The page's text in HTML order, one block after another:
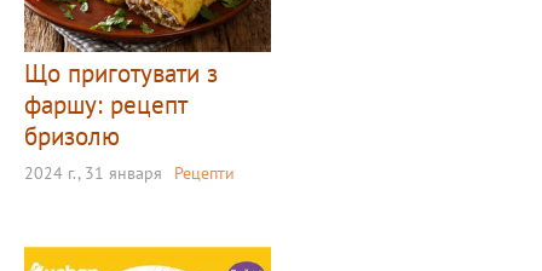
Що приготувати з
фаршу: рецепт
бризолю
2024 г., 31 января Рецепти